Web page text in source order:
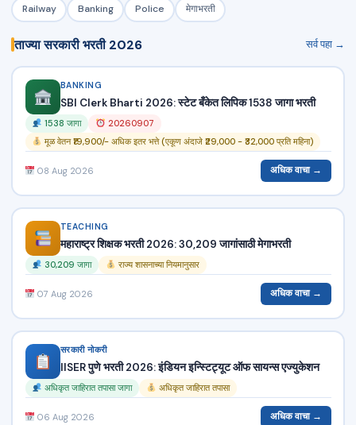
Railway
Banking Police मेगाभरती
ताज्या सरकारी भरती 2026 सर्व पहा →
BANKING
SBI Clerk Bharti 2026: स्टेट बँकेत लिपिक 1538 जागा भरती
1538 जागा
20260907
मूळ वेतन ₹19,900/- अधिक इतर भत्ते (एकूण अंदाजे ₹29,000 - ₹32,000 प्रति महिना)
08 Aug 2026 अधिक वाचा →
TEACHING
महाराष्ट्र शिक्षक भरती 2026: 30,209 जागांसाठी मेगाभरती
30,209 जागा राज्य शासनाच्या नियमानुसार
07 Aug 2026 अधिक वाचा →
सरकारी नोकरी
IISER पुणे भरती 2026: इंडियन इन्स्टिट्यूट ऑफ सायन्स एज्युकेशन
अधिकृत जाहिरात तपासा जागा अधिकृत जाहिरात तपासा
06 Aug 2026 अधिक वाचा →